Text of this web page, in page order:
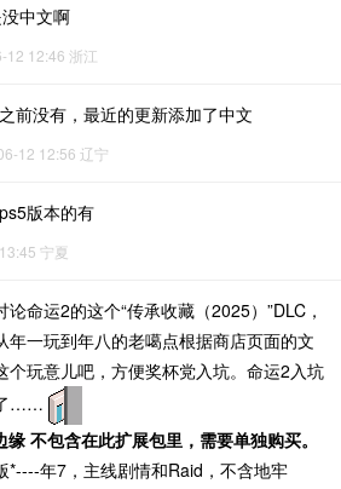
中文啊
12 12:46 浙江
之前没有，最近的更新添加了中文
12 12:56 辽宁
ps5版本的有
宁夏
命运2的这个“传承收藏（2025）”DLC，
年一玩到年八的老噶点根据商店页面的文
个玩意儿吧，方便奖杯党入坑。命运2入坑
……
不包含在此扩展包里，需要单独购买。
*----年7，主线剧情和Raid，不含地牢